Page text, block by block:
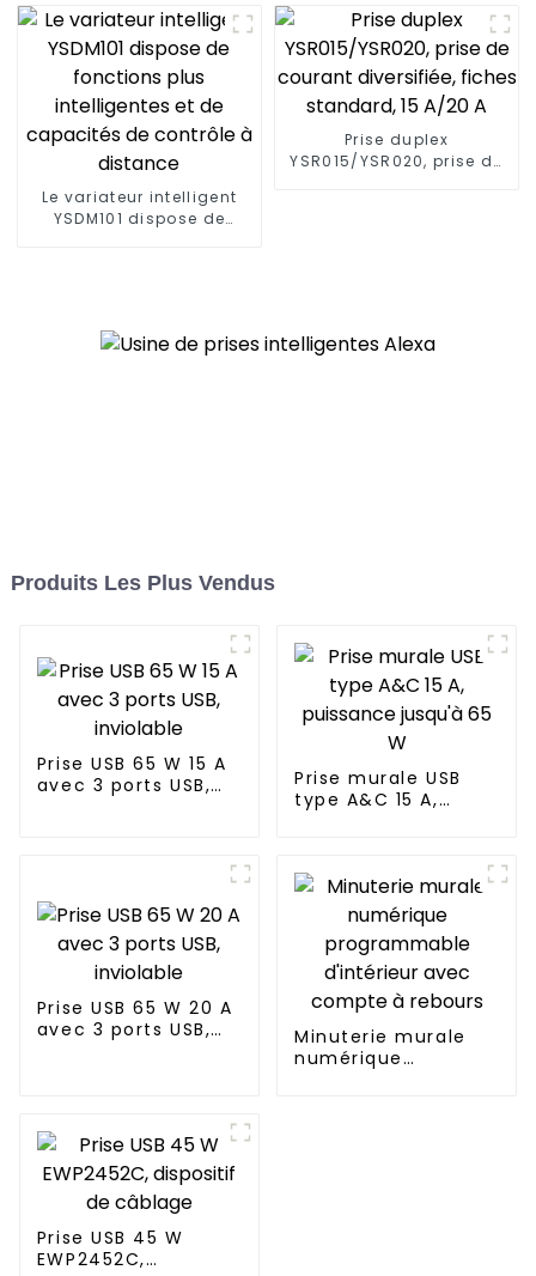
maisons, les bureaux et
les espaces
commerciaux
Le variateur intelligent
YSDM101 dispose de
Prise duplex
YSR015/YSR020, prise de
Produits Les Plus Vendus
Prise USB 65 W 15 A
avec 3 ports USB,
Prise murale USB
type A&C 15 A,
Prise USB 65 W 20 A
avec 3 ports USB,
Minuterie murale
numérique
Prise USB 45 W
EWP2452C,